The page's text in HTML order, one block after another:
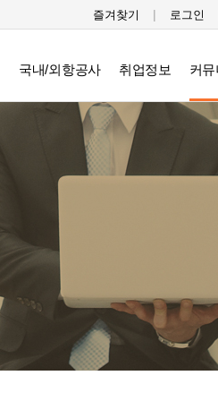
즐겨찾기 | 로그인
국내/외항공사 취업정보 커